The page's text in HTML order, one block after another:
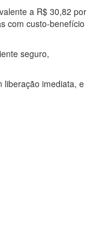
a R$ 30,82 por
com custo-benefício
seguro,
liberação imediata, e